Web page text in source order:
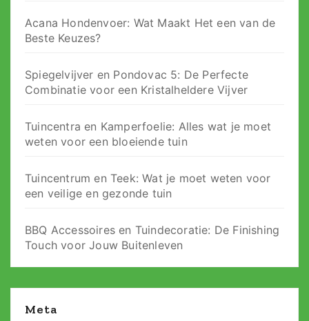
Acana Hondenvoer: Wat Maakt Het een van de
Beste Keuzes?
Spiegelvijver en Pondovac 5: De Perfecte
Combinatie voor een Kristalheldere Vijver
Tuincentra en Kamperfoelie: Alles wat je moet
weten voor een bloeiende tuin
Tuincentrum en Teek: Wat je moet weten voor
een veilige en gezonde tuin
BBQ Accessoires en Tuindecoratie: De Finishing
Touch voor Jouw Buitenleven
Meta